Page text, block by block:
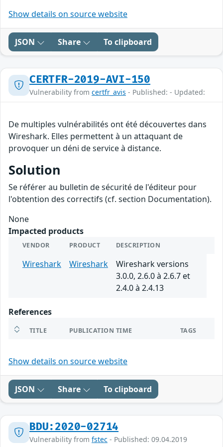
Show details on source website
JSON Share To clipboard
CERTFR-2019-AVI-150
Vulnerability from certfr_avis - Published: - Updated:
De multiples vulnérabilités ont été découvertes dans
Wireshark. Elles permettent à un attaquant de
provoquer un déni de service à distance.
Solution
Se référer au bulletin de sécurité de l'éditeur pour
l'obtention des correctifs (cf. section Documentation).
None
Impacted products
VENDOR PRODUCT DESCRIPTION
Wireshark Wireshark
Wireshark versions
3.0.0, 2.6.0 à 2.6.7 et
2.4.0 à 2.4.13
References
TITLE PUBLICATION TIME TAGS
Show details on source website
JSON Share To clipboard
BDU:2020-02714
Vulnerability from fstec - Published: 09.04.2019